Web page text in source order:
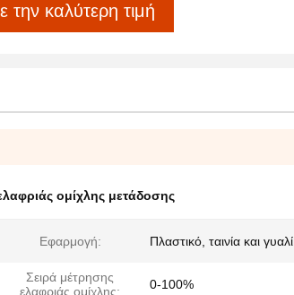
την καλύτερη τιμή
ομίχλης μετάδοσης
Εφαρμογή: Πλαστικό, ταινία και γυαλί
Σειρά μέτρησης
ελαφριάς ομίχλης:
0-100%